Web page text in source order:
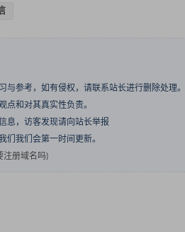
参考，如有侵权，请联系站长进行删除处理。
点和对其真实性负责。
息，访客发现请向站长举报
们我们会第一时间更新。
注册域名吗)